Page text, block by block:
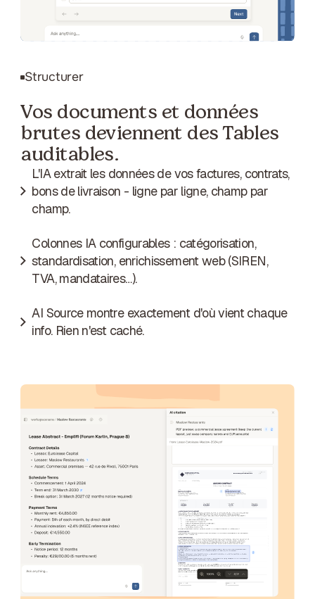
Structurer
Vos documents et données
brutes deviennent des Tables
auditables.
L'IA extrait les données de vos factures, contrats,
bons de livraison - ligne par ligne, champ par
champ.
Colonnes IA configurables : catégorisation,
standardisation, enrichissement web (SIREN,
TVA, mandataires…).
AI Source montre exactement d'où vient chaque
info. Rien n'est caché.